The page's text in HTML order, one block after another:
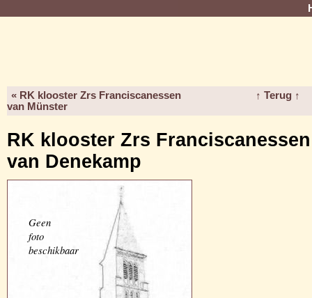
« RK klooster Zrs Franciscanessen
van Münster
↑ Terug ↑
RK klooster Zrs Franciscanessen
van Denekamp
Geen
foto
beschikbaar